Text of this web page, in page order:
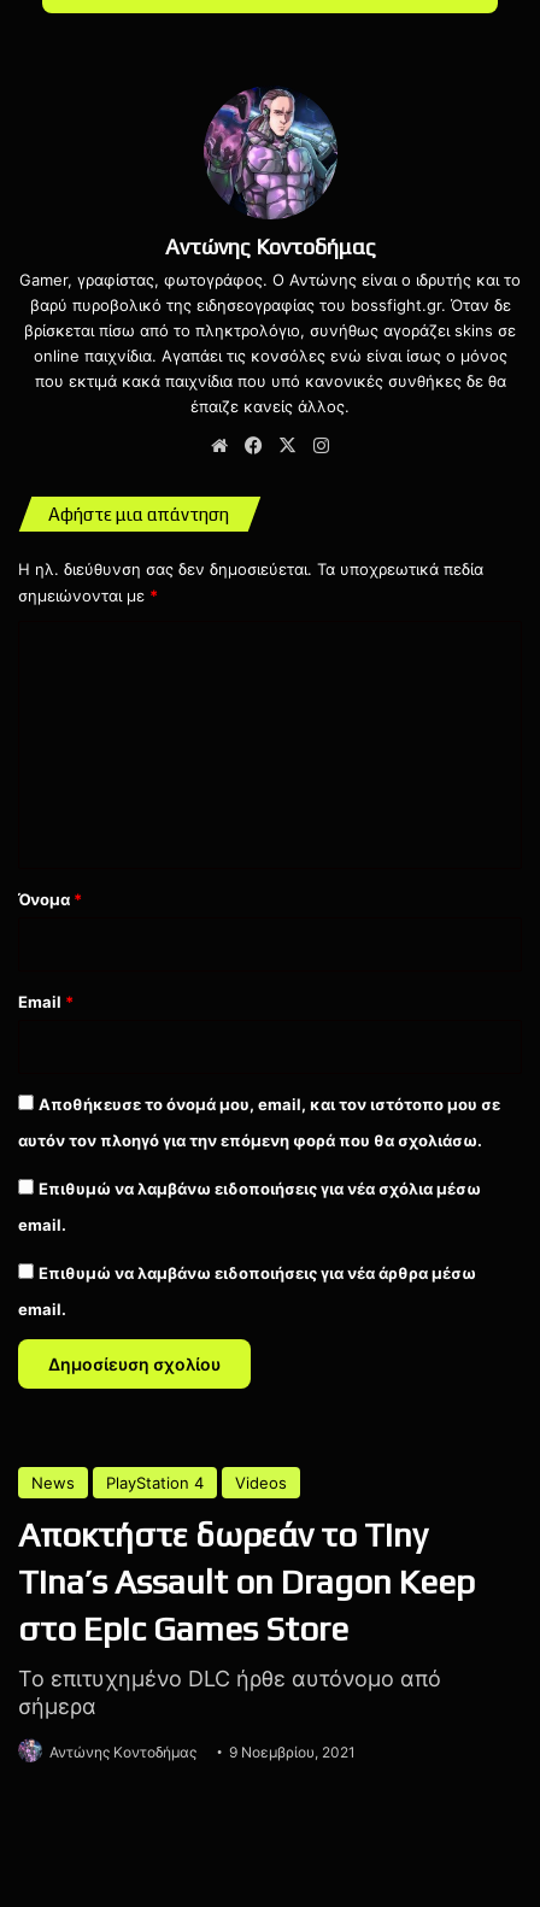
Αυτά που γνωρίζουμε μέχρι στιγμής είναι πως το Hextech
Mayhem: A League of Legends Story θα κυκλοφορήσει για
το Nintendo Switch, για PC μέσω GOG, Steam και Epic
Games Store με κόστος 9.99 δολάρια καθώς επίσης και σε
κινητές συσκευές για τους συνδρομητές του Netflix.
Στο Hextech Mayhem αναλαμβάνετε τον ρόλο του Ziggs,
του ειδικού των Hexplosives και κάθε σας κίνηση έχει
εκρηκτική αντίδραση! Χορέψτε στους ρυθμούς της
μουσικής ενώ παράλληλα βομβαρδίζετε και αφοπλίζετε
ασφάλειες προκαλώντας χάος!
Το Hextech Mayhem: A League of
Hextech Mayhem: A League of Legends Story
Riot Forge
Αντώνης Κοντοδήμας
Gamer, γραφίστας, φωτογράφος. Ο Αντώνης είναι ο ιδρυτής και το
βαρύ πυροβολικό της ειδησεογραφίας του bossfight.gr. Όταν δε
βρίσκεται πίσω από το πληκτρολόγιο, συνήθως αγοράζει skins σε
online παιχνίδια. Αγαπάει τις κονσόλες ενώ είναι ίσως ο μόνος
που εκτιμά κακά παιχνίδια που υπό κανονικές συνθήκες δε θα
έπαιζε κανείς άλλος.
WebsiteFacebook
X
Αφήστε μια απάντηση
Η ηλ. διεύθυνση σας δεν δημοσιεύεται. Τα υποχρεωτικά πεδία
σημειώνονται με *
Όνομα *
Email *
Αποθήκευσε το όνομά μου, email, και τον ιστότοπο μου σε
αυτόν τον πλοηγό για την επόμενη φορά που θα σχολιάσω.
Επιθυμώ να λαμβάνω ειδοποιήσεις για νέα σχόλια μέσω
email.
Επιθυμώ να λαμβάνω ειδοποιήσεις για νέα άρθρα μέσω
email.